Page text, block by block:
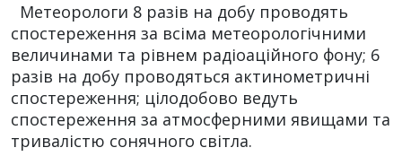
Метеорологи 8 разів на добу проводять
спостереження за всіма метеорологічними
величинами та рівнем радіоаційного фону; 6
разів на добу проводяться актинометричні
спостереження; цілодобово ведуть
спостереження за атмосферними явищами та
тривалістю сонячного світла.